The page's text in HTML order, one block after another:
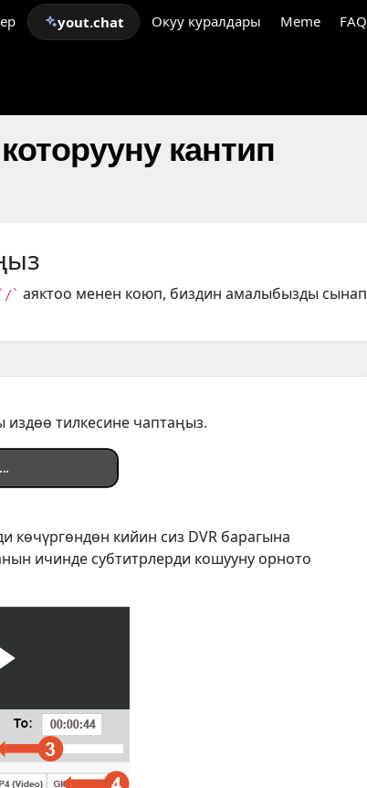
yout.chat Окуу куралдары Meme FAQ
кантип
`/` аяктоо менен коюп, биздин амалыбызды сынап
издөө тилкесине чаптаңыз.
көчүргөндөн кийин сиз DVR барагына
ичинде субтитрлерди кошууну орното